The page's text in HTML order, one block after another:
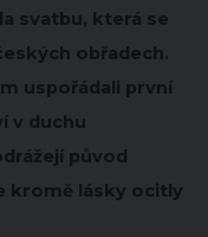
svatbu, která se
obřadech.
uspořádali první
v duchu
původ
kromě lásky ocitly